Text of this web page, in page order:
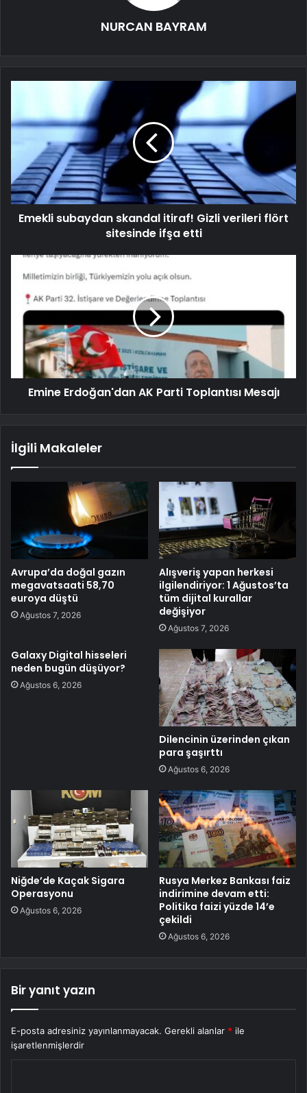
NURCAN BAYRAM
Emekli subaydan skandal itiraf! Gizli verileri flört
sitesinde ifşa etti
Emine Erdoğan'dan AK Parti Toplantısı Mesajı
İlgili Makaleler
Avrupa’da doğal gazın
megavatsaati 58,70
euroya düştü
Ağustos 7, 2026
Alışveriş yapan herkesi
ilgilendiriyor: 1 Ağustos’ta
tüm dijital kurallar
değişiyor
Ağustos 7, 2026
Galaxy Digital hisseleri
neden bugün düşüyor?
Ağustos 6, 2026
Dilencinin üzerinden çıkan
para şaşırttı
Ağustos 6, 2026
Niğde’de Kaçak Sigara
Operasyonu
Ağustos 6, 2026
Rusya Merkez Bankası faiz
indirimine devam etti:
Politika faizi yüzde 14’e
çekildi
Ağustos 6, 2026
Bir yanıt yazın
E-posta adresiniz yayınlanmayacak. Gerekli alanlar * ile
işaretlenmişlerdir